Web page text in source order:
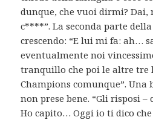
dunque, che vuoi dirmi?
c****”. La seconda parte
crescendo: “E lui mi fa: ah…
eventualmente noi
tranquillo che poi le altre tre
Champions comunque”.
non prese bene. “Gli risposi –
Ho capito… Oggi io ti dico